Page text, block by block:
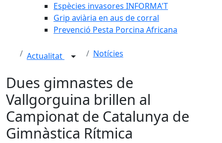
Espècies invasores INFORMA'T
Grip aviària en aus de corral
Prevenció Pesta Porcina Africana
Actualitat Notícies
Dues gimnastes de
Vallgorguina brillen al
Campionat de Catalunya de
Gimnàstica Rítmica